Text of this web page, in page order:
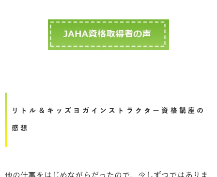
リトル＆キッズヨガインストラクター資格講座の
感想